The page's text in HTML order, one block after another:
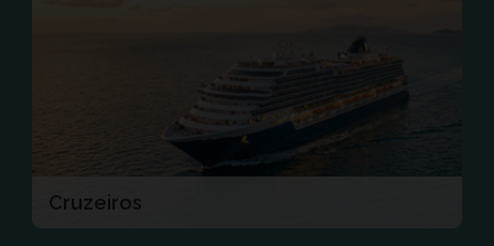
Cruzeiros